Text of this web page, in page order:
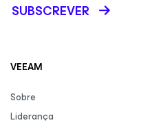
SUBSCREVER
VEEAM
Sobre
Liderança